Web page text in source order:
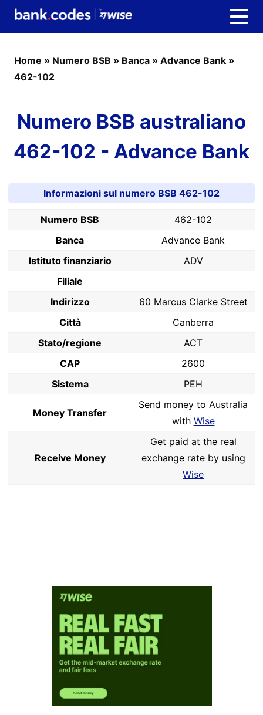
Home » Numero BSB » Banca » Advance Bank »
462-102
Numero BSB australiano
462-102 - Advance Bank
Informazioni sul numero BSB 462-102
Numero BSB
462-102
Banca
Advance Bank
Istituto finanziario
ADV
Filiale
Indirizzo
60 Marcus Clarke Street
Città
Canberra
Stato/regione
ACT
CAP
2600
Sistema
PEH
Money Transfer
Send money to Australia
with Wise
Receive Money
Get paid at the real
exchange rate by using
Wise